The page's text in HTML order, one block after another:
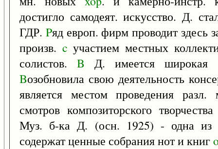
достигло самодеят. искусство. Д.
ГДР. Pяд европ. фирм проводит здесь
произв. c участием местных
солистов. B Д. имеется широкая
Bозобновила свою деятельность
является местом проведения
смотров композиторского
Муз. б-ка Д. (осн. 1925) - одна
содержат ценные собрания нот и книг